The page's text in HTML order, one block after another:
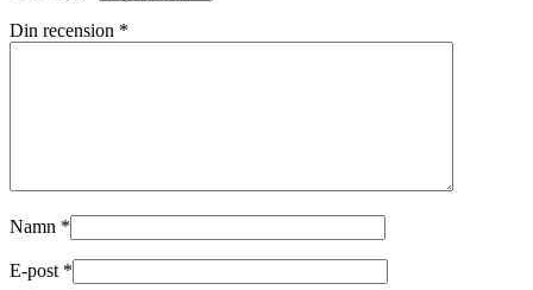
Din recension *
Namn *
E-post *